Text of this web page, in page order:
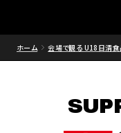
ホーム 会場で観る U18日清